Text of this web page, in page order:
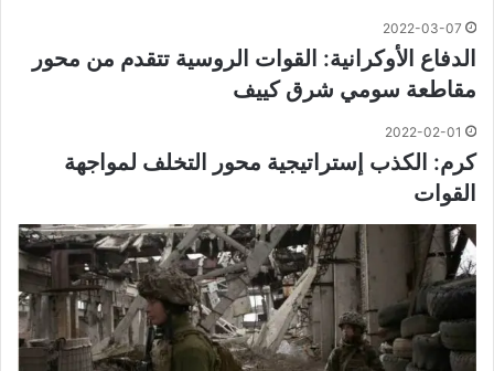
2022-03-07
الدفاع الأوكرانية: القوات الروسية تتقدم من محور
مقاطعة سومي شرق كييف
2022-02-01
كرم: الكذب إستراتيجية محور التخلف لمواجهة
القوات